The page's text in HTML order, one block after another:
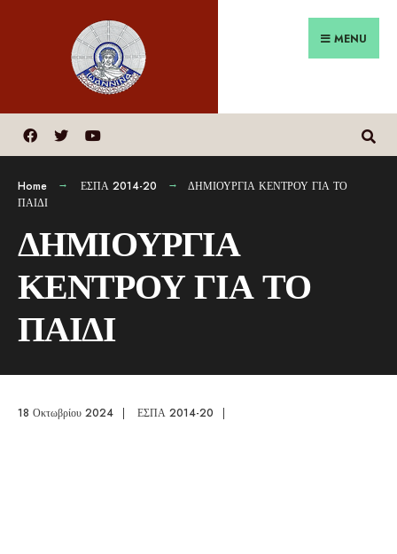
MENU
Home ΕΣΠΑ 2014-20
ΔΗΜΙΟΥΡΓΙΑ ΚΕΝΤΡΟΥ ΓΙΑ ΤΟ
ΠΑΙΔΙ
ΔΗΜΙΟΥΡΓΙΑ
ΚΕΝΤΡΟΥ ΓΙΑ ΤΟ
ΠΑΙΔΙ
18 Οκτωβρίου 2024 | ΕΣΠΑ 2014-20 |